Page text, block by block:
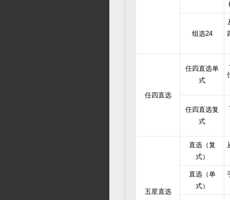
组选24
任四直选
任四直选单
式
任四直选复
式
五星直选
直选（复
式）
直选（单
式）